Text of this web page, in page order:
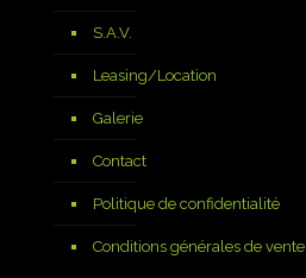
S.A.V.
Leasing/Location
Galerie
Contact
Politique de confidentialité
Conditions générales de vente